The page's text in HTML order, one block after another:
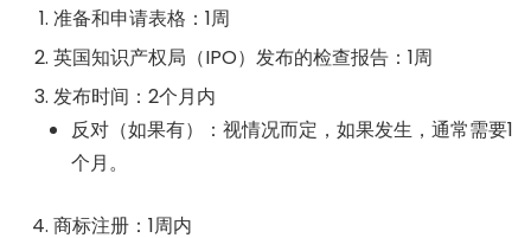
准备和申请表格：1周
英国知识产权局（IPO）发布的检查报告：1周
发布时间：2个月内
反对（如果有）：视情况而定，如果发生，通常需要1
个月。
商标注册：1周内